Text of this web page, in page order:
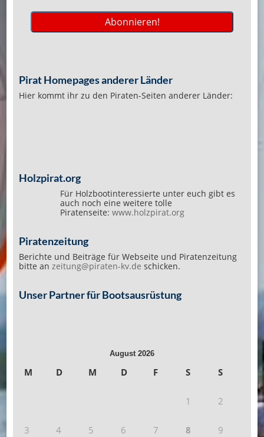
Pirat Homepages anderer Länder
Hier kommt ihr zu den Piraten-Seiten anderer Länder:
Holzpirat.org
Für Holzbootinteressierte unter euch gibt es
auch noch eine weitere tolle
Piratenseite: www.holzpirat.org
Piratenzeitung
Berichte und Beiträge für Webseite und Piratenzeitung
bitte an zeitung@piraten-kv.de schicken.
Unser Partner für Bootsausrüstung
August 2026
M D M D F S S
1 2
3 4 5 6 7 8 9